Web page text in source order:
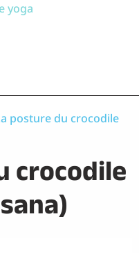
yoga
posture du crocodile
crocodile